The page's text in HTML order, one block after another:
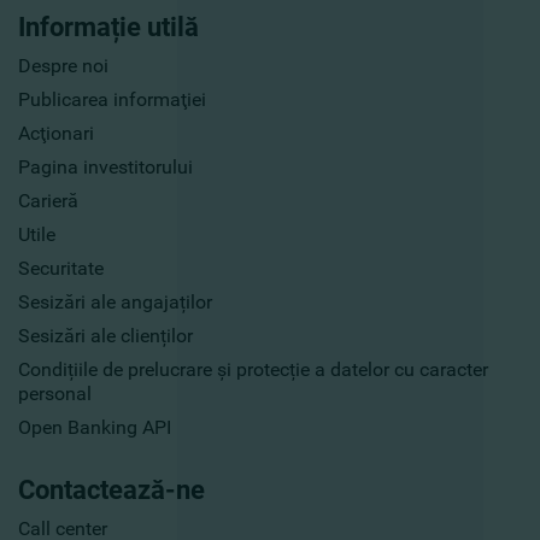
Informație utilă
Despre noi
Publicarea informaţiei
Acţionari
Pagina investitorului
Carieră
Utile
Securitate
Sesizări ale angajaților
Sesizări ale clienților
Condițiile de prelucrare și protecție a datelor cu caracter
personal
Open Banking API
Contactează-ne
Call center